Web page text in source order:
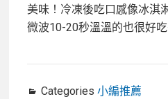
美味！冷凍後吃口感像冰
微波10-20秒溫溫的也很好
Categories 小編推薦